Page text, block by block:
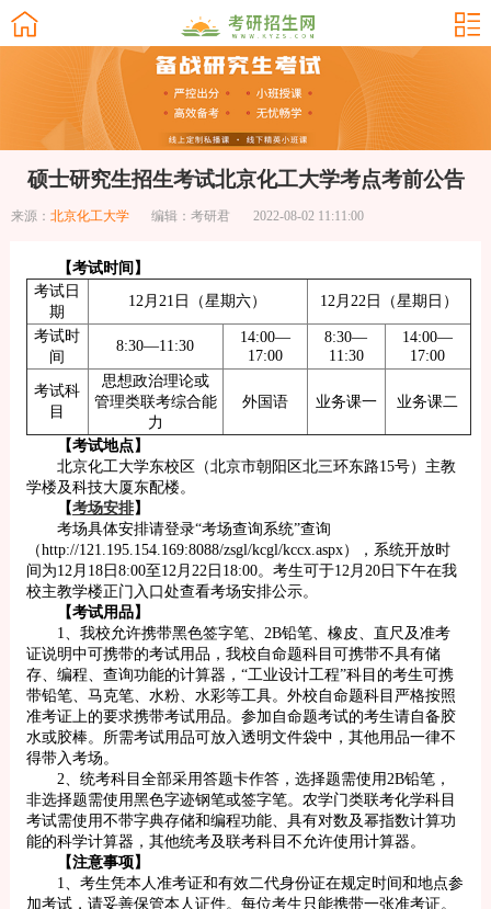
硕士研究生招生考试北京化工大学考点考前公告
来源： 北京化工大学 编辑：考研君 2022-08-02 11:11:00
【考试时间】
考试日
期
12月21日（星期六）
12月22日（星期日）
考试时
间
8:30—11:30
14:00—
17:00
8:30—
11:30
14:00—
17:00
考试科
目
思想政治理论或
管理类联考综合能
力
外国语 业务课一 业务课二
【考试地点】
北京化工大学东校区（北京市朝阳区北三环东路15号）主教
学楼及科技大厦东配楼。
【考场安排】
考场具体安排请登录“考场查询系统”查询
（http://121.195.154.169:8088/zsgl/kcgl/kccx.aspx），系统开放时
间为12月18日8:00至12月22日18:00。考生可于12月20日下午在我
校主教学楼正门入口处查看考场安排公示。
【考试用品】
1、我校允许携带黑色签字笔、2B铅笔、橡皮、直尺及准考
证说明中可携带的考试用品，我校自命题科目可携带不具有储
存、编程、查询功能的计算器，“工业设计工程”科目的考生可携
带铅笔、马克笔、水粉、水彩等工具。外校自命题科目严格按照
准考证上的要求携带考试用品。参加自命题考试的考生请自备胶
水或胶棒。所需考试用品可放入透明文件袋中，其他用品一律不
得带入考场。
2、统考科目全部采用答题卡作答，选择题需使用2B铅笔，
非选择题需使用黑色字迹钢笔或签字笔。农学门类联考化学科目
考试需使用不带字典存储和编程功能、具有对数及幂指数计算功
能的科学计算器，其他统考及联考科目不允许使用计算器。
【注意事项】
1、考生凭本人准考证和有效二代身份证在规定时间和地点参
加考试，请妥善保管本人证件。每位考生只能携带一张准考证。